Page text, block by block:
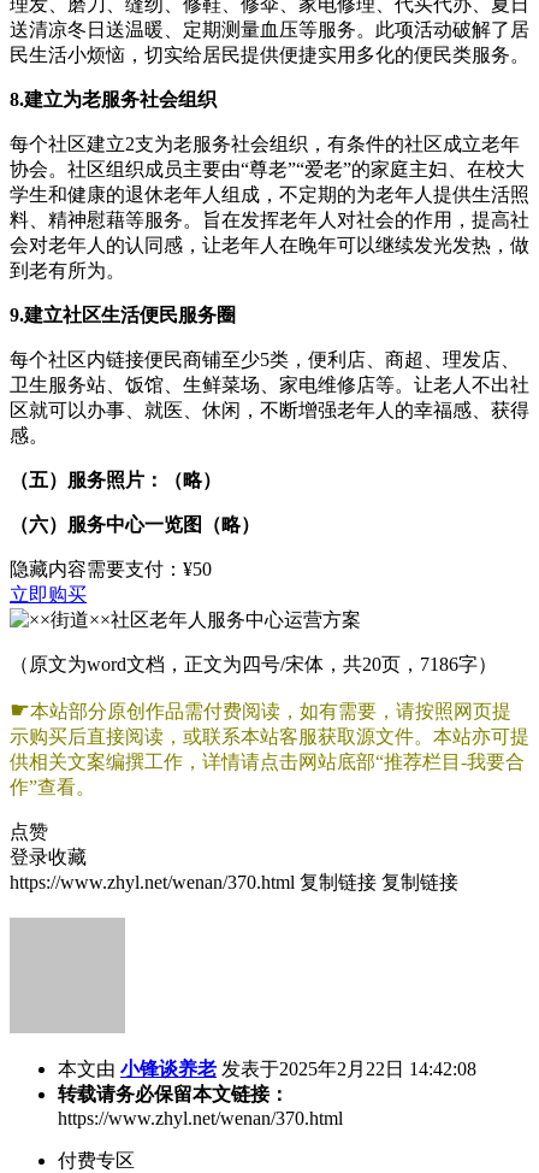
理发、磨刀、缝纫、修鞋、修伞、家电修理、代买代办、夏日
送清凉冬日送温暖、定期测量血压等服务。此项活动破解了居
民生活小烦恼，切实给居民提供便捷实用多化的便民类服务。
8.建立为老服务社会组织
每个社区建立2支为老服务社会组织，有条件的社区成立老年
协会。社区组织成员主要由“尊老”“爱老”的家庭主妇、在校大
学生和健康的退休老年人组成，不定期的为老年人提供生活照
料、精神慰藉等服务。旨在发挥老年人对社会的作用，提高社
会对老年人的认同感，让老年人在晚年可以继续发光发热，做
到老有所为。
9.建立社区生活便民服务圈
每个社区内链接便民商铺至少5类，便利店、商超、理发店、
卫生服务站、饭馆、生鲜菜场、家电维修店等。让老人不出社
区就可以办事、就医、休闲，不断增强老年人的幸福感、获得
感。
（五）服务照片： （略）
（六）服务中心一览图 （略）
隐藏内容需要支付： ¥50
立即购买
（原文为word文档，正文为四号/宋体，共20页，7186字）
☛本站部分原创作品需付费阅读，如有需要，请按照网页提
示购买后直接阅读，或联系本站客服获取源文件。本站亦可提
供相关文案编撰工作，详情请点击网站底部“推荐栏目-我要合
作”查看。
点赞
登录收藏
https://www.zhyl.net/wenan/370.html 复制链接 复制链接
本文由 小锋谈养老 发表于2025年2月22日 14:42:08
转载请务必保留本文链接：
https://www.zhyl.net/wenan/370.html
付费专区